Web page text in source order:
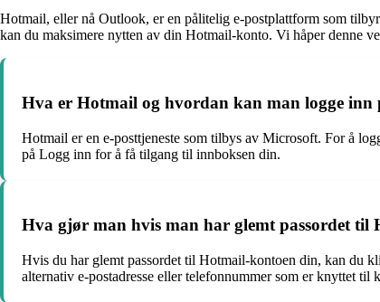
Hotmail, eller nå Outlook, er en pålitelig e-postplattform som
kan du maksimere nytten av din Hotmail-konto. Vi håper denne
Hva er Hotmail og hvordan kan man logge inn
Hotmail er en e-posttjeneste som tilbys av Microsoft. For å
på Logg inn for å få tilgang til innboksen din.
Hva gjør man hvis man har glemt passordet til
Hvis du har glemt passordet til Hotmail-kontoen din, kan du
alternativ e-postadresse eller telefonnummer som er knyttet til